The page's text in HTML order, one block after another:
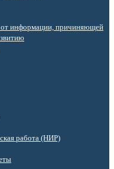
информации, причиняющей
работа (НИР)